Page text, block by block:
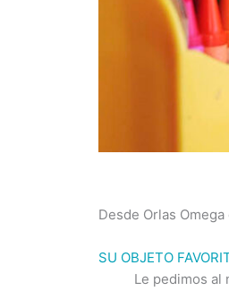
Desde Orlas
SU OBJETO
Le pedimos al